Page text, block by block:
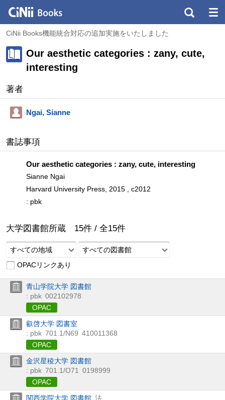
CiNii Books機能統合対応の追加実施をいたしました
Our aesthetic categories : zany, cute,
interesting
著者
Ngai, Sianne
書誌事項
Our aesthetic categories : zany, cute, interesting
Sianne Ngai
Harvard University Press, 2015 , c2012
: pbk
大学図書館所蔵 15件 / 全15件
すべての地域
すべての図書館
OPACリンクあり
青山学院大学 図書館
: pbk 002102978
OPAC
叡啓大学 図書室
: pbk 701.1/N69 410011368
OPAC
金沢星稜大学 図書館
: pbk 701.1/O71
0198999
OPAC
関西学院大学 図書館 法